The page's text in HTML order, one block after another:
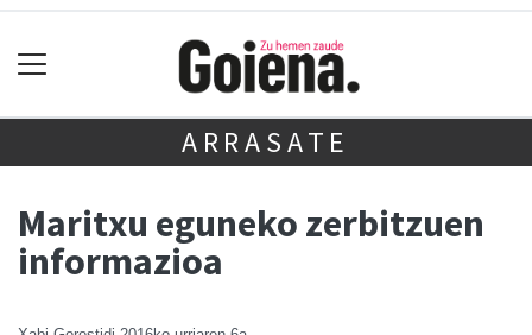
ARRASATE
Maritxu eguneko zerbitzuen
informazioa